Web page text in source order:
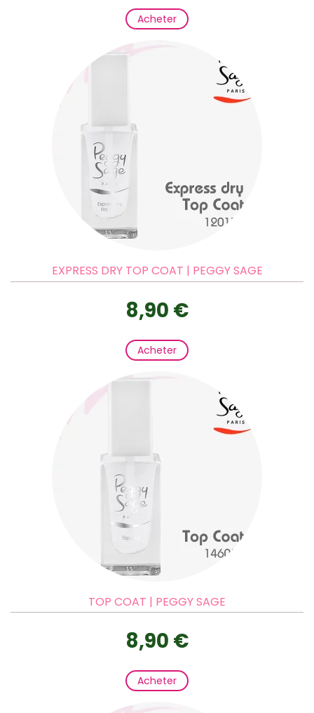
Acheter
EXPRESS DRY TOP COAT | PEGGY SAGE
8,90 €
Acheter
TOP COAT | PEGGY SAGE
8,90 €
Acheter